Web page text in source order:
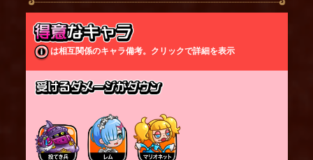
スキルは「敵に攻撃がヒットした時」に発動する。
加速してオーラが出ている状態の時は
敵から受けるダメージが少し軽減される。
咆哮を受けたキャラは少し周囲に吹き飛ばされる(大
型/飛行キャラを除く)
加速状態の時に一定時間攻撃を行わないと、加速状
態が解除される。
は相互関係のキャラ備考。クリックで詳細を表示